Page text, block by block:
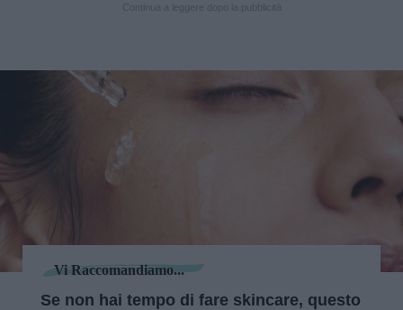
Vi Raccomandiamo...
Se non hai tempo di fare skincare, questo